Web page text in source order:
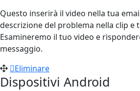
Questo inserirà il video nella tua
descrizione del problema nella clip e
Esamineremo il tuo video e
messaggio.
Eliminare
Dispositivi Android